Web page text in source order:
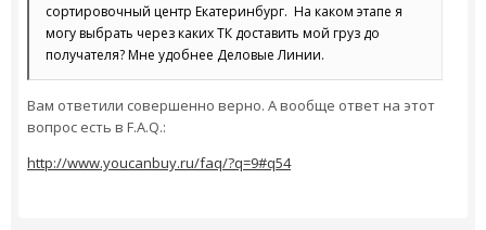
сортировочный центр Екатеринбург. На каком этапе я
могу выбрать через каких ТК доставить мой груз до
получателя? Мне удобнее Деловые Линии.
Вам ответили совершенно верно. А вообще ответ на этот
вопрос есть в F.A.Q.:
http://www.youcanbuy.ru/faq/?q=9#q54